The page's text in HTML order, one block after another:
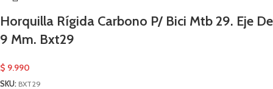
Horquilla Rígida Carbono P/ Bici Mtb 29. Eje De
9 Mm. Bxt29
$ 9.990
SKU: BXT29